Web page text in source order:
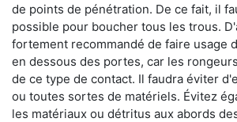
de points de pénétration. De ce fait, il
possible pour boucher tous les trous.
fortement recommandé de faire usage
en dessous des portes, car les
de ce type de contact. Il faudra éviter
ou toutes sortes de matériels. Évitez
les matériaux ou détritus aux abords